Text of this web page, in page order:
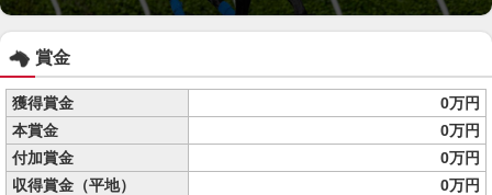
賞金
獲得賞金
0万円
本賞金
0万円
付加賞金
0万円
収得賞金（平地）
0万円